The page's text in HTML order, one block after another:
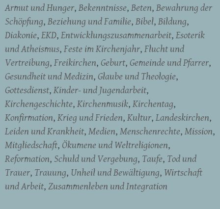
Armut und Hunger Bekenntnisse Beten Bewahrung der
Schöpfung Beziehung und Familie Bibel Bildung
Diakonie EKD Entwicklungszusammenarbeit Esoterik
und Atheismus Feste im Kirchenjahr Flucht und
Vertreibung Freikirchen Geburt Gemeinde und Pfarrer
Gesundheit und Medizin Glaube und Theologie
Gottesdienst Kinder- und Jugendarbeit
Kirchengeschichte Kirchenmusik Kirchentag
Konfirmation Krieg und Frieden Kultur Landeskirchen
Leiden und Krankheit Medien Menschenrechte Mission
Mitgliedschaft Ökumene und Weltreligionen
Reformation Schuld und Vergebung Taufe Tod und
Trauer Trauung Unheil und Bewältigung Wirtschaft
und Arbeit Zusammenleben und Integration